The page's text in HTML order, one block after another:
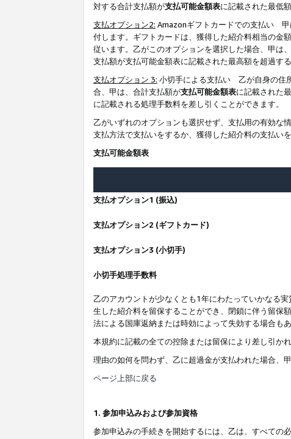
対する合計支払額が支払可能金額表に記載された最低
支払オプション2: Amazonギフトカードでの支払い 甲
付します。ギフトカードは、獲得した紹介料相当の金
従います。乙がこのオプションを選択した場合、甲は
支払額が支払可能金額表に記載された最高額を超過す
支払オプション 3: 小切手による支払い 乙が自身の住
合、甲は、合計支払額が支払可能金額表に記載された
に記載される処理手数料を差し引くことができます。
乙がいずれのオプションも選択せず、支払用の有効な
支払方法で支払いをするか、獲得した紹介料の支払い
支払可能金額表
支払オプション1 (振込)
支払オプション2 (ギフトカード)
支払オプション3 (小切手)
小切手処理手数料
乙のアカウントが少なくとも1年にわたっていかなる
生した紹介料を留保することができ、閉鎖に伴う留保額
法による国庫返納または時効によって失効する場合もあ
本規約に記載の全ての控除または留保により差し引か
理由の如何を問わず、乙に超過金が支払われた場合、
ページ上部に戻る
1. 参加申込みおよび参加資格
参加申込みの手続きを開始するには、乙は、すべての